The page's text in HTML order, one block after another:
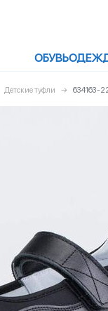
ОБУВЬ
Детские туфли 634163-